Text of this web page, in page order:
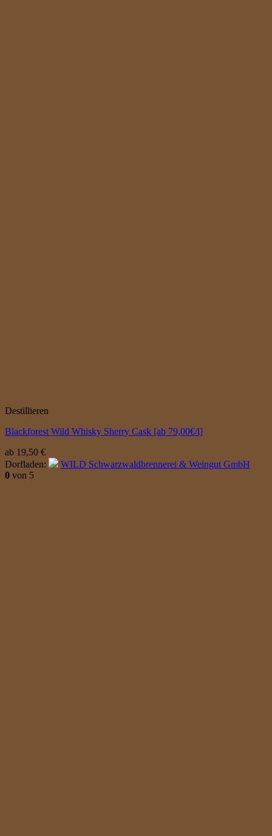
Destillieren
Blackforest Wild Whisky Sherry Cask [ab 79,00€/l]
ab 19,50 €
Dorfladen:
WILD Schwarzwaldbrennerei & Weingut GmbH
0 von 5